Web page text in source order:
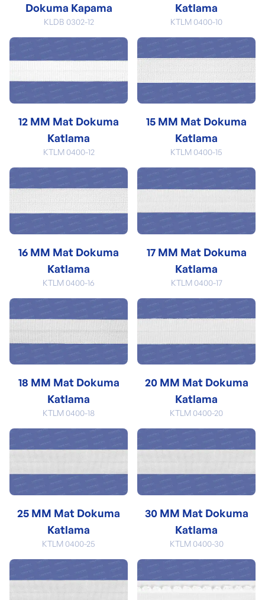
Dokuma Kapama
KLDB 0302-12
Katlama
KTLM 0400-10
12 MM Mat Dokuma
Katlama
KTLM 0400-12
15 MM Mat Dokuma
Katlama
KTLM 0400-15
16 MM Mat Dokuma
Katlama
KTLM 0400-16
17 MM Mat Dokuma
Katlama
KTLM 0400-17
18 MM Mat Dokuma
Katlama
KTLM 0400-18
20 MM Mat Dokuma
Katlama
KTLM 0400-20
25 MM Mat Dokuma
Katlama
KTLM 0400-25
30 MM Mat Dokuma
Katlama
KTLM 0400-30